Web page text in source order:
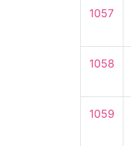
1057
1058
1059